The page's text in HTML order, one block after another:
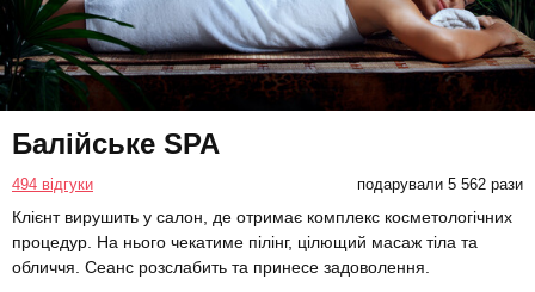
Балійське SPA
494 відгуки подарували 5 562 рази
Клієнт вирушить у салон, де отримає комплекс косметологічних
процедур. На нього чекатиме пілінг, цілющий масаж тіла та
обличчя. Сеанс розслабить та принесе задоволення.